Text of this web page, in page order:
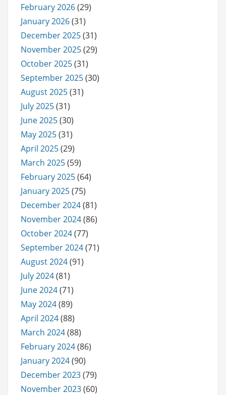
February 2026(29)
January 2026(31)
December 2025(31)
November 2025(29)
October 2025(31)
September 2025(30)
August 2025(31)
July 2025(31)
June 2025(30)
May 2025(31)
April 2025(29)
March 2025(59)
February 2025(64)
January 2025(75)
December 2024(81)
November 2024(86)
October 2024(77)
September 2024(71)
August 2024(91)
July 2024(81)
June 2024(71)
May 2024(89)
April 2024(88)
March 2024(88)
February 2024(86)
January 2024(90)
December 2023(79)
November 2023(60)